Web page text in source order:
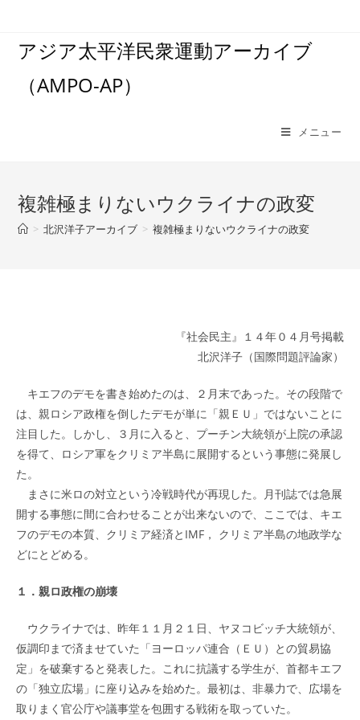
アジア太平洋民衆運動アーカイブ
（AMPO-AP）
メニュー
複雑極まりないウクライナの政変
> 北沢洋子アーカイブ > 複雑極まりないウクライナの政変
『社会民主』１４年０４月号掲載
北沢洋子（国際問題評論家）
キエフのデモを書き始めたのは、２月末であった。その段階で
は、親ロシア政権を倒したデモが単に「親ＥＵ」ではないことに
注目した。しかし、３月に入ると、プーチン大統領が上院の承認
を得て、ロシア軍をクリミア半島に展開するという事態に発展し
た。
まさに米ロの対立という冷戦時代が再現した。月刊誌では急展
開する事態に間に合わせることが出来ないので、ここでは、キエ
フのデモの本質、クリミア経済とIMF， クリミア半島の地政学な
どにとどめる。
１．親ロ政権の崩壊
ウクライナでは、昨年１１月２１日、ヤヌコビッチ大統領が、
仮調印まで済ませていた「ヨーロッパ連合（ＥＵ）との貿易協
定」を破棄すると発表した。これに抗議する学生が、首都キエフ
の「独立広場」に座り込みを始めた。最初は、非暴力で、広場を
取りまく官公庁や議事堂を包囲する戦術を取っていた。